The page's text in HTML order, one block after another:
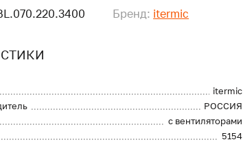
Бренд: itermic
itermic
РОССИЯ
с вентиляторами
5154